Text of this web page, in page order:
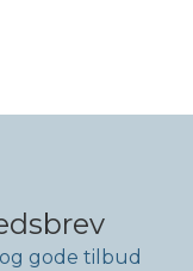
gode tilbud